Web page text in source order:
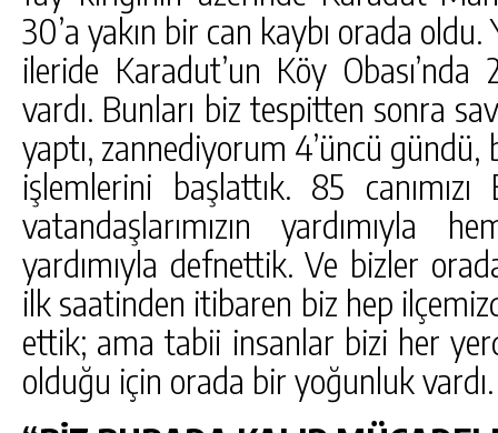
30’a yakın bir can kaybı orada
ileride Karadut’un Köy Obası’nda
vardı. Bunları biz tespitten sonra
yaptı, zannediyorum 4’üncü gündü,
işlemlerini başlattık. 85
vatandaşlarımızın yardımıyla
yardımıyla defnettik. Ve bizler
ilk saatinden itibaren biz hep
ettik; ama tabii insanlar bizi her
olduğu için orada bir yoğunluk vardı.